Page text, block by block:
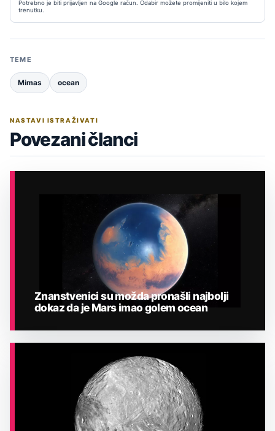
Potrebno je biti prijavljen na Google račun. Odabir možete promijeniti u bilo kojem
trenutku.
TEME
Mimas ocean
NASTAVI ISTRAŽIVATI
Povezani članci
Znanstvenici su možda pronašli najbolji
dokaz da je Mars imao golem ocean